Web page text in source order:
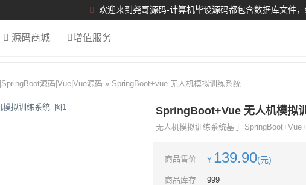
欢迎来到尧哥源码-计算机毕设源码都包含数据库文件，
源码商城 增值服务
SpringBoot源码 Vue Vue源码 » SpringBoot+vue 无人机模拟训练系统
SpringBoot+vue 无人机模拟
无人机模拟训练系统基于
商品售价 ¥ 139.90(元)
商品库存 999